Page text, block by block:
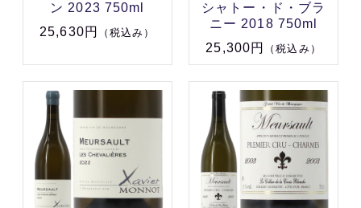
ン 2023 750ml
25,630円
（税込み）
シャトー・ド・ブラ
ニー 2018 750ml
25,300円
（税込み）